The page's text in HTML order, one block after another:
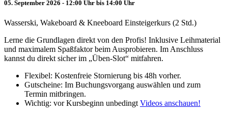
05. September 2026 - 12:00 Uhr bis 14:00 Uhr
Wasserski, Wakeboard & Kneeboard Einsteigerkurs (2 Std.)
Lerne die Grundlagen direkt von den Profis! Inklusive Leihmaterial
und maximalem Spaßfaktor beim Ausprobieren. Im Anschluss
kannst du direkt sicher im „Üben-Slot“ mitfahren.
Flexibel: Kostenfreie Stornierung bis 48h vorher.
Gutscheine: Im Buchungsvorgang auswählen und zum
Termin mitbringen.
Wichtig: vor Kursbeginn unbedingt Videos anschauen!